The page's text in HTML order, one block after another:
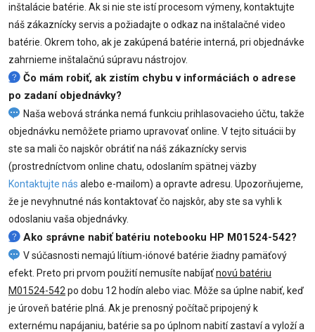
inštalácie batérie. Ak si nie ste istí procesom výmeny, kontaktujte
náš zákaznícky servis a požiadajte o odkaz na inštalačné video
batérie. Okrem toho, ak je zakúpená batérie interná, pri objednávke
zahrnieme inštalačnú súpravu nástrojov.
Čo mám robiť, ak zistím chybu v informáciách o adrese
po zadaní objednávky?
Naša webová stránka nemá funkciu prihlasovacieho účtu, takže
objednávku nemôžete priamo upravovať online. V tejto situácii by
ste sa mali čo najskôr obrátiť na náš zákaznícky servis
(prostredníctvom online chatu, odoslaním spätnej väzby
Kontaktujte nás alebo e-mailom) a opravte adresu. Upozorňujeme,
že je nevyhnutné nás kontaktovať čo najskôr, aby ste sa vyhli k
odoslaniu vaša objednávky.
Ako správne nabiť batériu notebooku HP M01524-542?
V súčasnosti nemajú lítium-iónové batérie žiadny pamäťový
efekt. Preto pri prvom použití nemusíte nabíjaťnovú batériu
M01524-542 po dobu 12 hodín alebo viac. Môže sa úplne nabiť, keď
je úroveň batérie plná. Ak je prenosný počítač pripojený k
externému napájaniu, batérie sa po úplnom nabití zastaví a vyloží a